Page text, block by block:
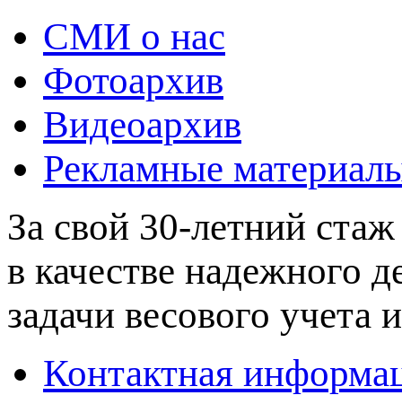
СМИ о нас
Фотоархив
Видеоархив
Рекламные
За свой 30-летний
в качестве надежного
задачи весового учета
Контактная